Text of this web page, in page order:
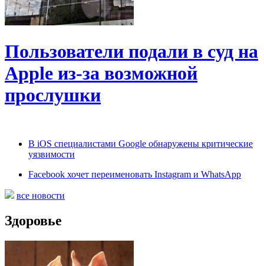
Пользователи подали в суд на
Apple из-за возможной
прослушки
В iOS специалистами Google обнаружены критические
уязвимости
Facebook хочет переименовать Instagram и WhatsApp
все новости
Здоровье